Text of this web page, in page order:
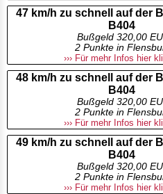
47 km/h zu schnell auf der
B404
Bußgeld 320,00
2 Punkte in
››› Für mehr Infos hier
48 km/h zu schnell auf der
B404
Bußgeld 320,00
2 Punkte in
››› Für mehr Infos hier
49 km/h zu schnell auf der
B404
Bußgeld 320,00
2 Punkte in
››› Für mehr Infos hier